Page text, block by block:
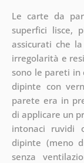
Le carte da
superfici lisce,
assicurati che
irregolarità e
sono le pareti in
dipinte con
parete era in
di applicare un
intonaci ruvidi
dipinte (meno
senza